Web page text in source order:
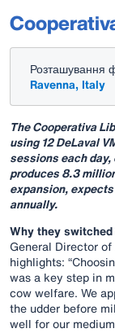
Розташування
Ravenna, Italy
The Cooperativa
using 12 DeLaval
sessions each
produces 8.3
expansion,
annually.
Why they
General Director
highlights:
was a key step in
cow welfare. We
the udder before
well for our